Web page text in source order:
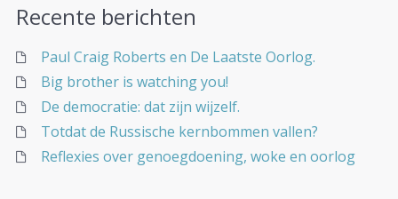
Recente berichten
Paul Craig Roberts en De Laatste Oorlog.
Big brother is watching you!
De democratie: dat zijn wijzelf.
Totdat de Russische kernbommen vallen?
Reflexies over genoegdoening, woke en oorlog